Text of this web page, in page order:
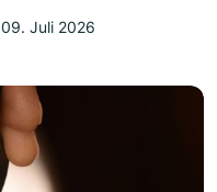
09. Juli 2026